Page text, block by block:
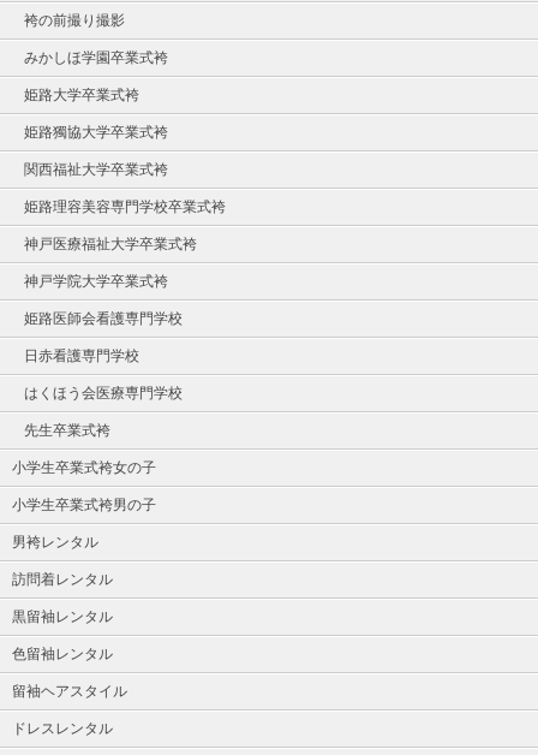
袴の前撮り撮影
みかしほ学園卒業式袴
姫路大学卒業式袴
姫路獨協大学卒業式袴
関西福祉大学卒業式袴
姫路理容美容専門学校卒業式袴
神戸医療福祉大学卒業式袴
神戸学院大学卒業式袴
姫路医師会看護専門学校
日赤看護専門学校
はくほう会医療専門学校
先生卒業式袴
小学生卒業式袴女の子
小学生卒業式袴男の子
男袴レンタル
訪問着レンタル
黒留袖レンタル
色留袖レンタル
留袖ヘアスタイル
ドレスレンタル